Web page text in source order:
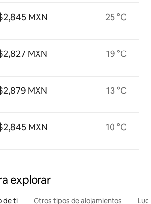
MXN
MXN
MXN
MXN
25 °C
19 °C
13 °C
10 °C
explorar
de ti Otros tipos de alojamientos